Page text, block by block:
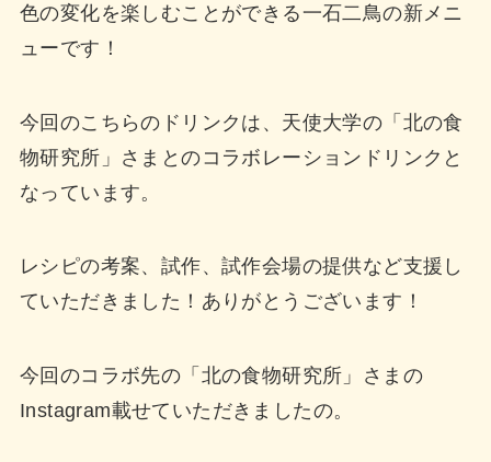
色の変化を楽しむことができる一石二鳥の新メニ
ューです！
今回のこちらのドリンクは、天使大学の「北の食
物研究所」さまとのコラボレーションドリンクと
なっています。
レシピの考案、試作、試作会場の提供など支援し
ていただきました！ありがとうございます！
今回のコラボ先の「北の食物研究所」さまの
Instagram載せていただきましたの。